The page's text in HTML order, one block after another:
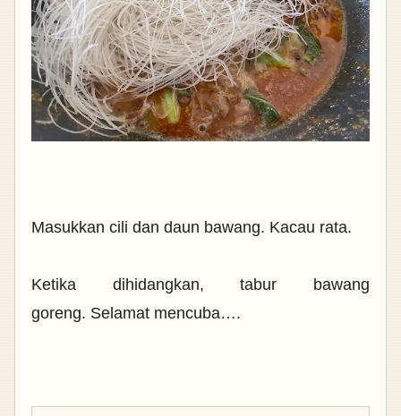
Masukkan cili dan daun bawang. Kacau rata.
Ketika dihidangkan, tabur bawang
goreng. Selamat mencuba….